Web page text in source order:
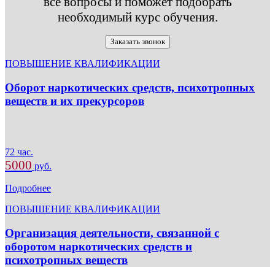
необходимый курс обучения.
Заказать звонок
ПОВЫШЕНИЕ КВАЛИФИКАЦИИ
Оборот наркотических средств, психотропных
веществ и их прекурсоров
72 час.
5000 руб.
Подробнее
ПОВЫШЕНИЕ КВАЛИФИКАЦИИ
Организация деятельности, связанной с
оборотом наркотических средств и
психотропных веществ